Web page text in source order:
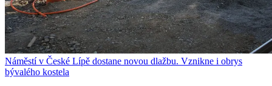
Náměstí v České Lípě dostane novou dlažbu. Vznikne i obrys
bývalého kostela